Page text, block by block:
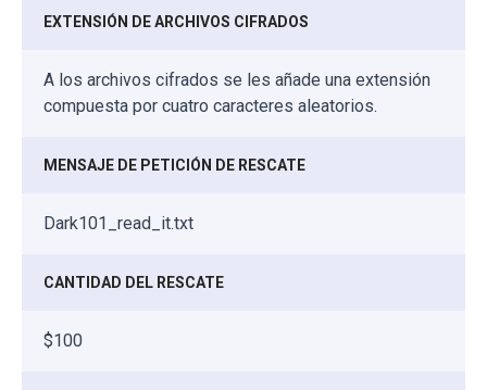
EXTENSIÓN DE ARCHIVOS CIFRADOS
A los archivos cifrados se les añade una extensión
compuesta por cuatro caracteres aleatorios.
MENSAJE DE PETICIÓN DE RESCATE
Dark101_read_it.txt
CANTIDAD DEL RESCATE
$100